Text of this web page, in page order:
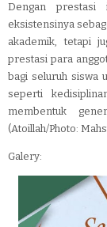
Dengan prestasi
eksistensinya
akademik, tetapi
prestasi para
bagi seluruh siswa
seperti
membentuk
(Atoillah/Photo:
Galery: